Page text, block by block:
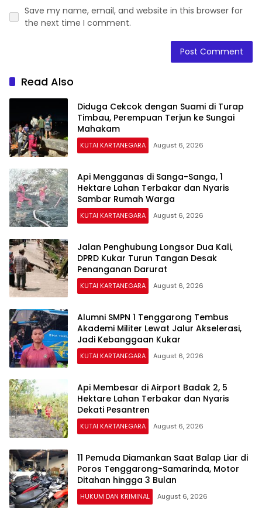
Save my name, email, and website in this browser for
the next time I comment.
Read Also
Diduga Cekcok dengan Suami di Turap
Timbau, Perempuan Terjun ke Sungai
Mahakam
KUTAI KARTANEGARA August 6, 2026
Api Mengganas di Sanga-Sanga, 1
Hektare Lahan Terbakar dan Nyaris
Sambar Rumah Warga
KUTAI KARTANEGARA August 6, 2026
Jalan Penghubung Longsor Dua Kali,
DPRD Kukar Turun Tangan Desak
Penanganan Darurat
KUTAI KARTANEGARA August 6, 2026
Alumni SMPN 1 Tenggarong Tembus
Akademi Militer Lewat Jalur Akselerasi,
Jadi Kebanggaan Kukar
KUTAI KARTANEGARA August 6, 2026
Api Membesar di Airport Badak 2, 5
Hektare Lahan Terbakar dan Nyaris
Dekati Pesantren
KUTAI KARTANEGARA August 6, 2026
11 Pemuda Diamankan Saat Balap Liar di
Poros Tenggarong-Samarinda, Motor
Ditahan hingga 3 Bulan
HUKUM DAN KRIMINAL August 6, 2026